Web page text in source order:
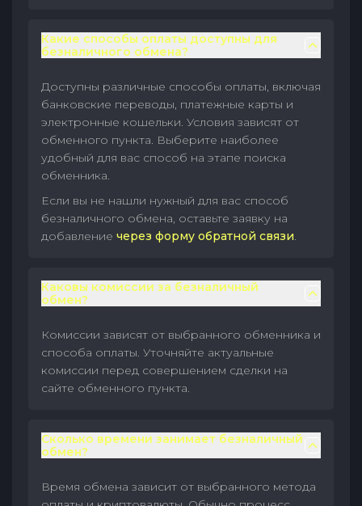
Какие способы оплаты доступны для
безналичного обмена?
Доступны различные способы оплаты, включая
банковские переводы, платежные карты и
электронные кошельки. Условия зависят от
обменного пункта. Выберите наиболее
удобный для вас способ на этапе поиска
обменника.
Если вы не нашли нужный для вас способ
безналичного обмена, оставьте заявку на
добавление через форму обратной связи.
Каковы комиссии за безналичный
обмен?
Комиссии зависят от выбранного обменника и
способа оплаты. Уточняйте актуальные
комиссии перед совершением сделки на
сайте обменного пункта.
Сколько времени занимает безналичный
обмен?
Время обмена зависит от выбранного метода